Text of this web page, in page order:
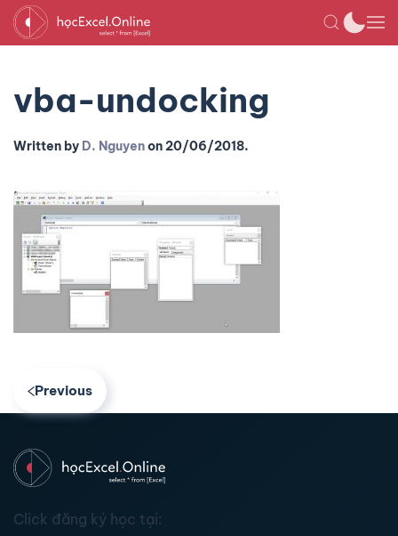
vba-undocking
Written by D. Nguyenon20/06/2018.
Previous
Click đăng ký học tại: